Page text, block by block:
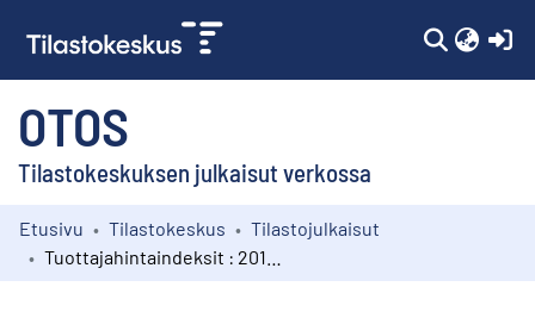
OTOS
Tilastokeskuksen julkaisut verkossa
Kokoelmat
Etusivu Tilastokeskus
Tilastojulkaisut